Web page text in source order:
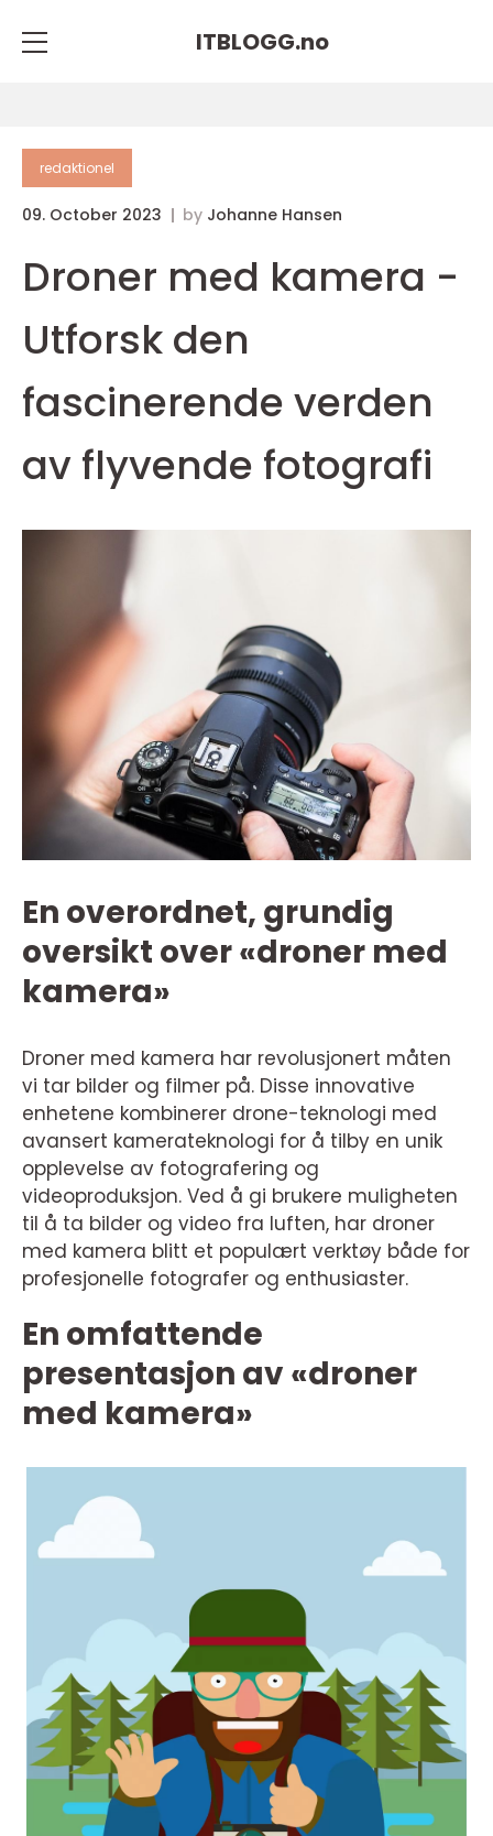
ITBLOGG.no
redaktionel
09. October 2023 by Johanne Hansen
Droner med kamera -
Utforsk den
fascinerende verden
av flyvende fotografi
En overordnet, grundig
oversikt over «droner med
kamera»
Droner med kamera har revolusjonert måten
vi tar bilder og filmer på. Disse innovative
enhetene kombinerer drone-teknologi med
avansert kamerateknologi for å tilby en unik
opplevelse av fotografering og
videoproduksjon. Ved å gi brukere muligheten
til å ta bilder og video fra luften, har droner
med kamera blitt et populært verktøy både for
profesjonelle fotografer og enthusiaster.
En omfattende
presentasjon av «droner
med kamera»